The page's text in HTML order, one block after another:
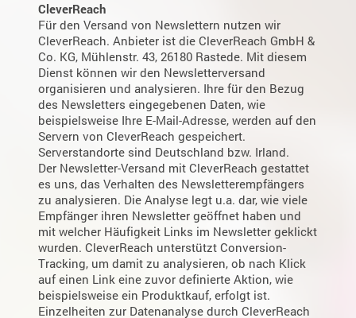
CleverReach
Für den Versand von Newslettern nutzen wir
CleverReach. Anbieter ist die CleverReach GmbH &
Co. KG, Mühlenstr. 43, 26180 Rastede. Mit diesem
Dienst können wir den Newsletterversand
organisieren und analysieren. Ihre für den Bezug
des Newsletters eingegebenen Daten, wie
beispielsweise Ihre E-Mail-Adresse, werden auf den
Servern von CleverReach gespeichert.
Serverstandorte sind Deutschland bzw. Irland.
Der Newsletter-Versand mit CleverReach gestattet
es uns, das Verhalten des Newsletterempfängers
zu analysieren. Die Analyse legt u.a. dar, wie viele
Empfänger ihren Newsletter geöffnet haben und
mit welcher Häufigkeit Links im Newsletter geklickt
wurden. CleverReach unterstützt Conversion-
Tracking, um damit zu analysieren, ob nach Klick
auf einen Link eine zuvor definierte Aktion, wie
beispielsweise ein Produktkauf, erfolgt ist.
Einzelheiten zur Datenanalyse durch CleverReach